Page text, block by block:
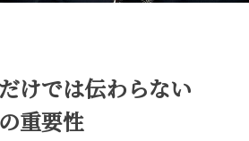
けでは伝わらない
重要性